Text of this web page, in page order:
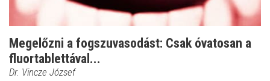
Megelőzni a fogszuvasodást: Csak óvatosan a
fluortablettával...
Dr. Vincze József